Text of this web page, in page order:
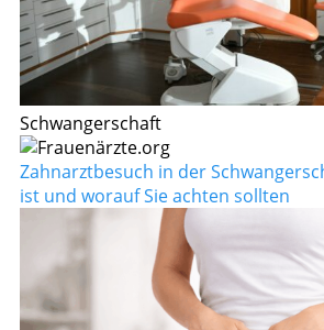
Schwangerschaft
Zahnarztbesuch in der
ist und worauf Sie achten sollten